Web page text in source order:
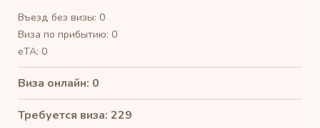
Въезд без визы: 0
Виза по прибытию: 0
eTA: 0
Виза онлайн: 0
Требуется виза: 229